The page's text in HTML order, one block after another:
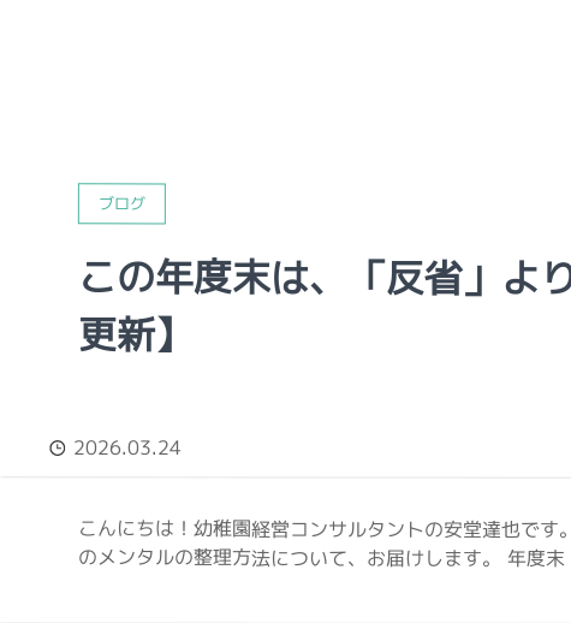
ブログ
この年度末は、「反省」よ
更新】
2026.03.24
こんにちは！幼稚園経営コンサルタントの安堂達也で
のメンタルの整理方法について、お届けします。 年度